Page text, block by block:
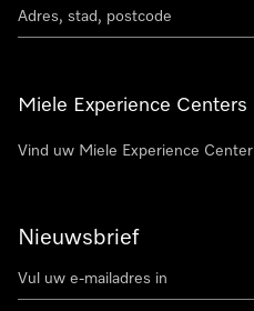
Miele Experience Centers
Vind uw Miele Experience Center
Nieuwsbrief